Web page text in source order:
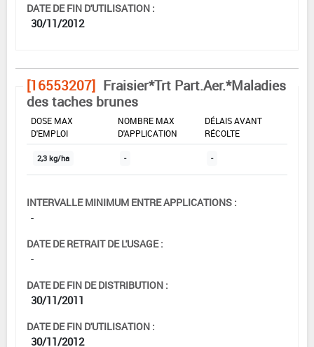
DATE DE FIN D'UTILISATION :
30/11/2012
[16553207] Fraisier*Trt Part.Aer.*Maladies
des taches brunes
DOSE MAX
D'EMPLOI
NOMBRE MAX
D'APPLICATION
DÉLAIS AVANT
RÉCOLTE
2,3 kg/ha - -
INTERVALLE MINIMUM ENTRE APPLICATIONS :
-
DATE DE RETRAIT DE L'USAGE :
-
DATE DE FIN DE DISTRIBUTION :
30/11/2011
DATE DE FIN D'UTILISATION :
30/11/2012